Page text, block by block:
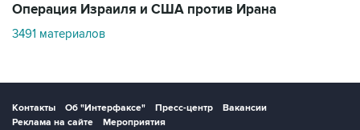
Операция Израиля и США против Ирана
3491 материалов
Контакты Об "Интерфаксе" Пресс-центр
Вакансии
Реклама на сайте
Мероприятия